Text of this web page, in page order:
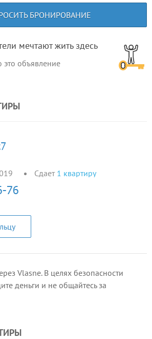
БРОНИРОВАНИЕ
мечтают жить здесь
объявление
Сдает 1 квартиру
Vlasne. В целях безопасности
деньги и не общайтесь за